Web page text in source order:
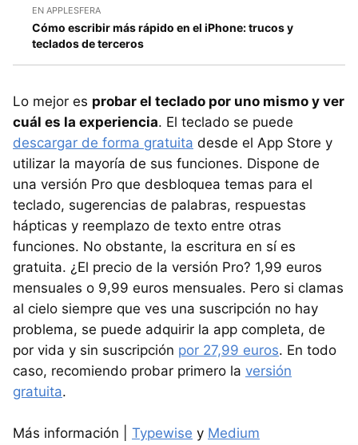
EN APPLESFERA
Cómo escribir más rápido en el iPhone: trucos y
teclados de terceros
Lo mejor es probar el teclado por uno mismo y ver
cuál es la experiencia. El teclado se puede
descargar de forma gratuita desde el App Store y
utilizar la mayoría de sus funciones. Dispone de
una versión Pro que desbloquea temas para el
teclado, sugerencias de palabras, respuestas
hápticas y reemplazo de texto entre otras
funciones. No obstante, la escritura en sí es
gratuita. ¿El precio de la versión Pro? 1,99 euros
mensuales o 9,99 euros mensuales. Pero si clamas
al cielo siempre que ves una suscripción no hay
problema, se puede adquirir la app completa, de
por vida y sin suscripción por 27,99 euros. En todo
caso, recomiendo probar primero la versión
gratuita.
Más información | Typewise y Medium